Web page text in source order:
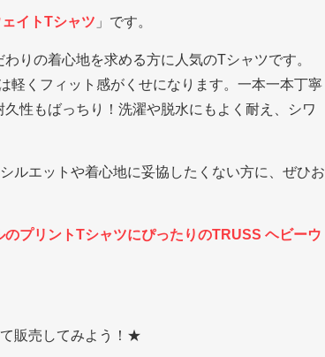
イトTシャツ 」です。
りの着心地を求める方に人気のTシャツです。
軽くフィット感がくせになります。一本一本丁寧
性もばっちり！洗濯や脱水にもよく耐え、シワ
ルエットや着心地に妥協したくない方に、ぜひお
プリントTシャツにぴったりのTRUSS ヘビーウ
販売してみよう！★